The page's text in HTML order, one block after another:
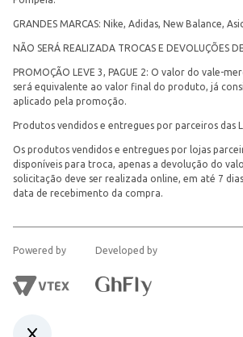
GRANDES MARCAS: Nike, Adidas, New Balance,
NÃO SERÁ REALIZADA TROCAS E DEVOLUÇÕES
PROMOÇÃO LEVE 3, PAGUE 2: O valor do vale-
será equivalente ao valor final do produto, já
aplicado pela promoção.
Produtos vendidos e entregues por parceiros das
Os produtos vendidos e entregues por lojas
disponíveis para troca, apenas a devolução do
solicitação deve ser realizada online, em até 7
data de recebimento da compra.
Powered by Developed by